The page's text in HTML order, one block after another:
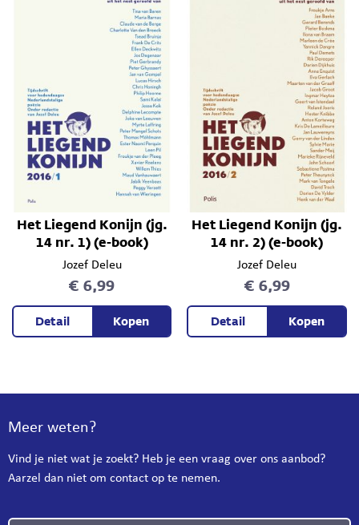
Het Liegend Konijn (jg.
14 nr. 1) (e-book)
Jozef Deleu
€ 6,99
Detail Kopen
Het Liegend Konijn (jg.
14 nr. 2) (e-book)
Jozef Deleu
€ 6,99
Detail Kopen
Meer weten?
Vind je niet wat je zoekt? Heb je een vraag over ons aanbod?
Aarzel dan niet om contact op te nemen.